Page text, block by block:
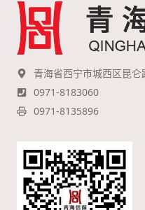
青海省西宁市城西区昆仑
0971-8183060
0971-8135896